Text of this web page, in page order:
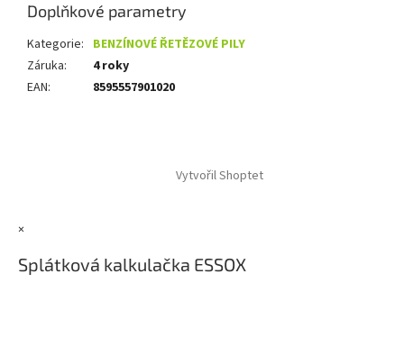
Doplňkové parametry
Kategorie: BENZÍNOVÉ ŘETĚZOVÉ PILY
Záruka:
4 roky
EAN: 8595557901020
Vytvořil Shoptet
×
Splátková kalkulačka ESSOX